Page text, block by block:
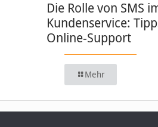
Die Rolle von SMS
Kundenservice:
Online-Support
Mehr